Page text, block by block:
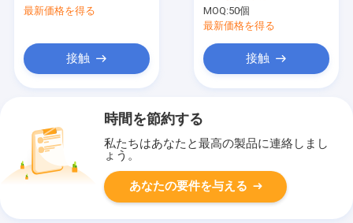
最新価格を得る
接触
MOQ:50個
最新価格を得る
接触
時間を節約する
私たちはあなたと最高の製品に連絡しまし
ょう。
あなたの要件を与える